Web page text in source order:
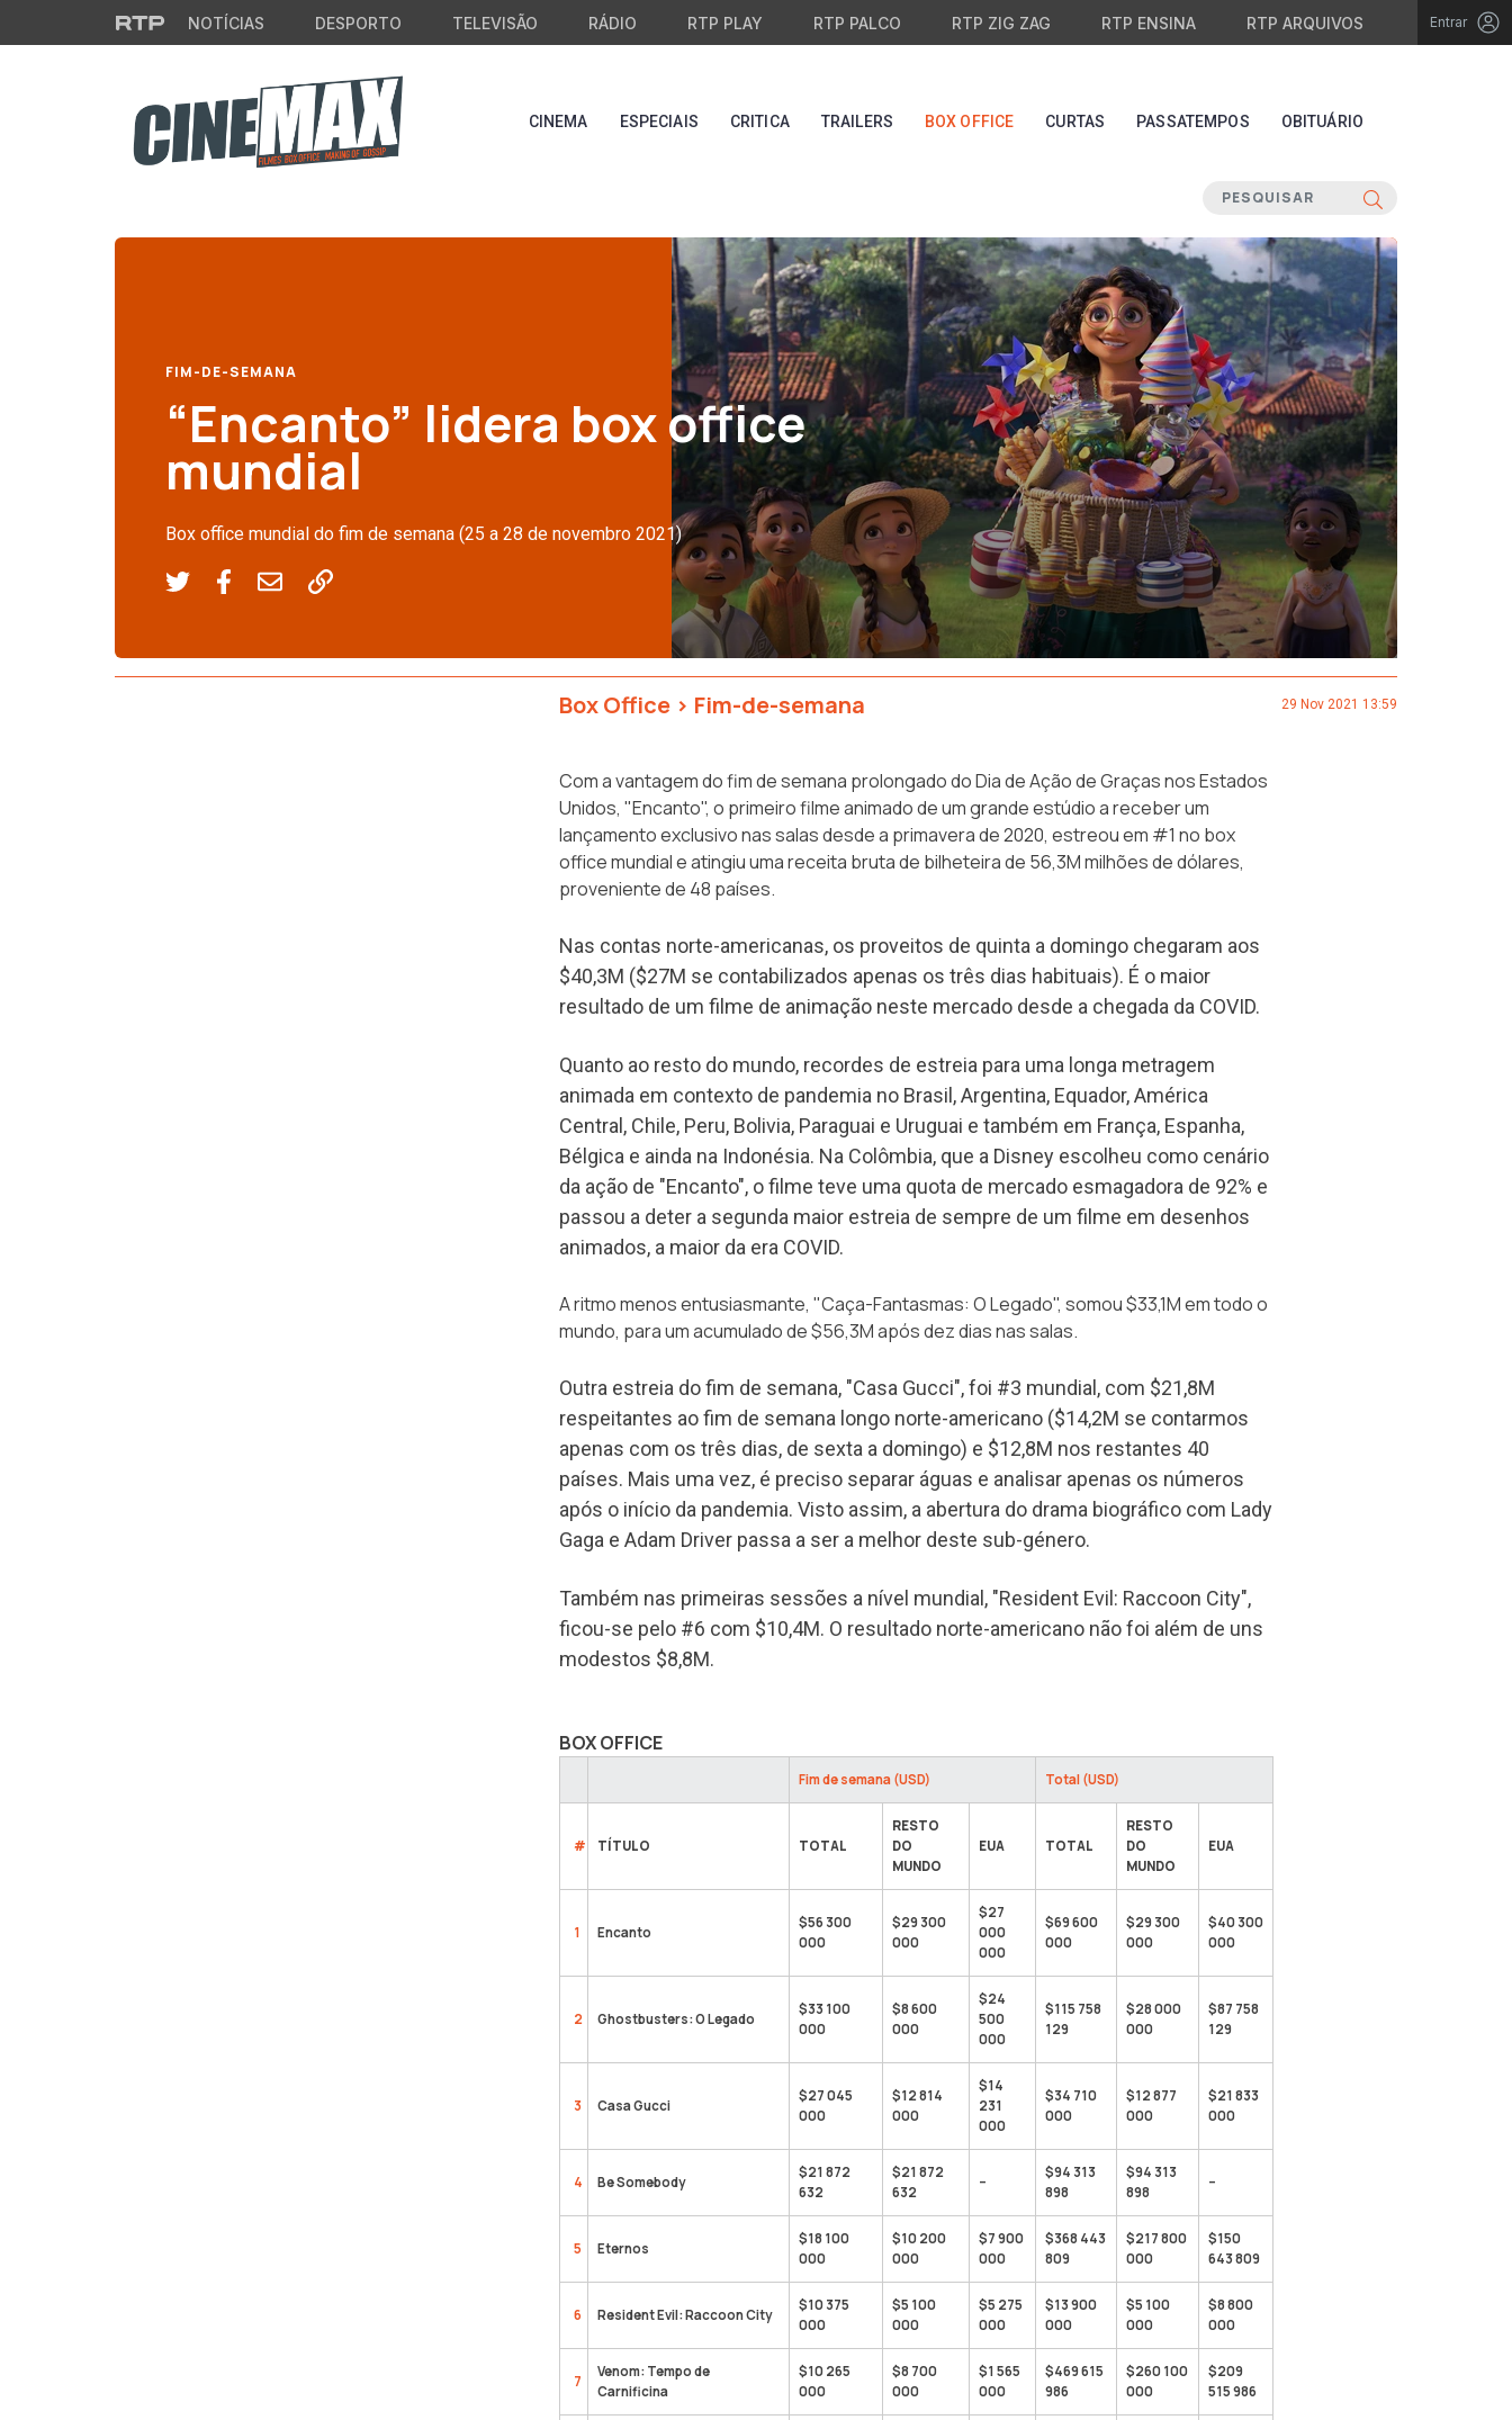
Saltar para o conteúdo principal
NOTÍCIAS DESPORTO TELEVISÃO RÁDIO RTP PLAY RTP PALCO RTP ZIG ZAG RTP ENSINA RTP ARQUIVOS Entrar
CINEMA ESPECIAIS CRITICA TRAILERS BOX OFFICE CURTAS PASSATEMPOS OBITUÁRIO
FIM-DE-SEMANA
“Encanto” lidera box office
mundial
Box office mundial do fim de semana (25 a 28 de novembro 2021)
Box Office > Fim-de-semana 29 Nov 2021 13:59
Com a vantagem do fim de semana prolongado do Dia de Ação de Graças nos Estados
Unidos, "Encanto", o primeiro filme animado de um grande estúdio a receber um
lançamento exclusivo nas salas desde a primavera de 2020, estreou em #1 no box
office mundial e atingiu uma receita bruta de bilheteira de 56,3M milhões de dólares,
proveniente de 48 países.
Nas contas norte-americanas, os proveitos de quinta a domingo chegaram aos
$40,3M ($27M se contabilizados apenas os três dias habituais). É o maior
resultado de um filme de animação neste mercado desde a chegada da COVID.
Quanto ao resto do mundo, recordes de estreia para uma longa metragem
animada em contexto de pandemia no Brasil, Argentina, Equador, América
Central, Chile, Peru, Bolivia, Paraguai e Uruguai e também em França, Espanha,
Bélgica e ainda na Indonésia. Na Colômbia, que a Disney escolheu como cenário
da ação de "Encanto", o filme teve uma quota de mercado esmagadora de 92% e
passou a deter a segunda maior estreia de sempre de um filme em desenhos
animados, a maior da era COVID.
A ritmo menos entusiasmante, "Caça-Fantasmas: O Legado", somou $33,1M em todo o
mundo, para um acumulado de $56,3M após dez dias nas salas.
Outra estreia do fim de semana, "Casa Gucci", foi #3 mundial, com $21,8M
respeitantes ao fim de semana longo norte-americano ($14,2M se contarmos
apenas com os três dias, de sexta a domingo) e $12,8M nos restantes 40
países. Mais uma vez, é preciso separar águas e analisar apenas os números
após o início da pandemia. Visto assim, a abertura do drama biográfico com Lady
Gaga e Adam Driver passa a ser a melhor deste sub-género.
Também nas primeiras sessões a nível mundial, "Resident Evil: Raccoon City",
ficou-se pelo #6 com $10,4M. O resultado norte-americano não foi além de uns
modestos $8,8M.
BOX OFFICE
Fim de semana (USD) Total (USD)
# TÍTULO TOTAL
RESTO
DO
MUNDO
EUA TOTAL
RESTO
DO
MUNDO
EUA
1 Encanto
$56 300
000
$29 300
000
$27
000
000
$69 600
000
$29 300
000
$40 300
000
2 Ghostbusters: O Legado
$33 100
000
$8 600
000
$24
500
000
$115 758
129
$28 000
000
$87 758
129
3 Casa Gucci
$27 045
000
$12 814
000
$14
231
000
$34 710
000
$12 877
000
$21 833
000
4 Be Somebody
$21 872
632
$21 872
632
–
$94 313
898
$94 313
898
–
5 Eternos
$18 100
000
$10 200
000
$7 900
000
$368 443
809
$217 800
000
$150
643 809
6 Resident Evil: Raccoon City
$10 375
000
$5 100
000
$5 275
000
$13 900
000
$5 100
000
$8 800
000
7
Venom: Tempo de
Carnificina
$10 265
000
$8 700
000
$1 565
000
$469 615
986
$260 100
000
$209
515 986